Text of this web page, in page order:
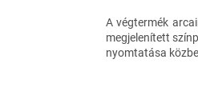
A végtermék
megjelenített
nyomtatása